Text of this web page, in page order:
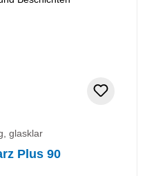
glasklar
Plus 90